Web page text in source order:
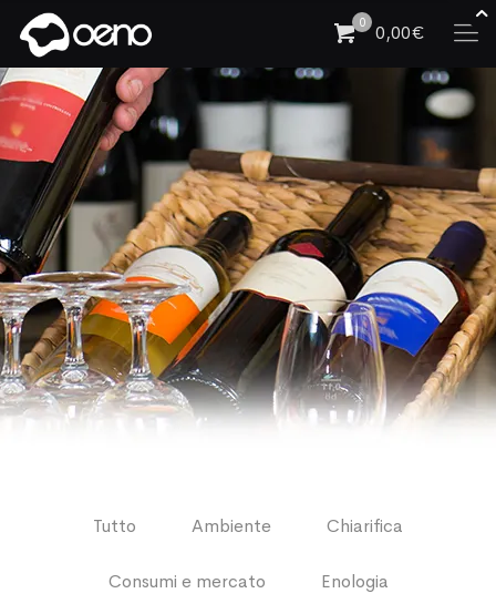
0 0,00€
Tutto Ambiente Chiarifica
Consumi e mercato Enologia